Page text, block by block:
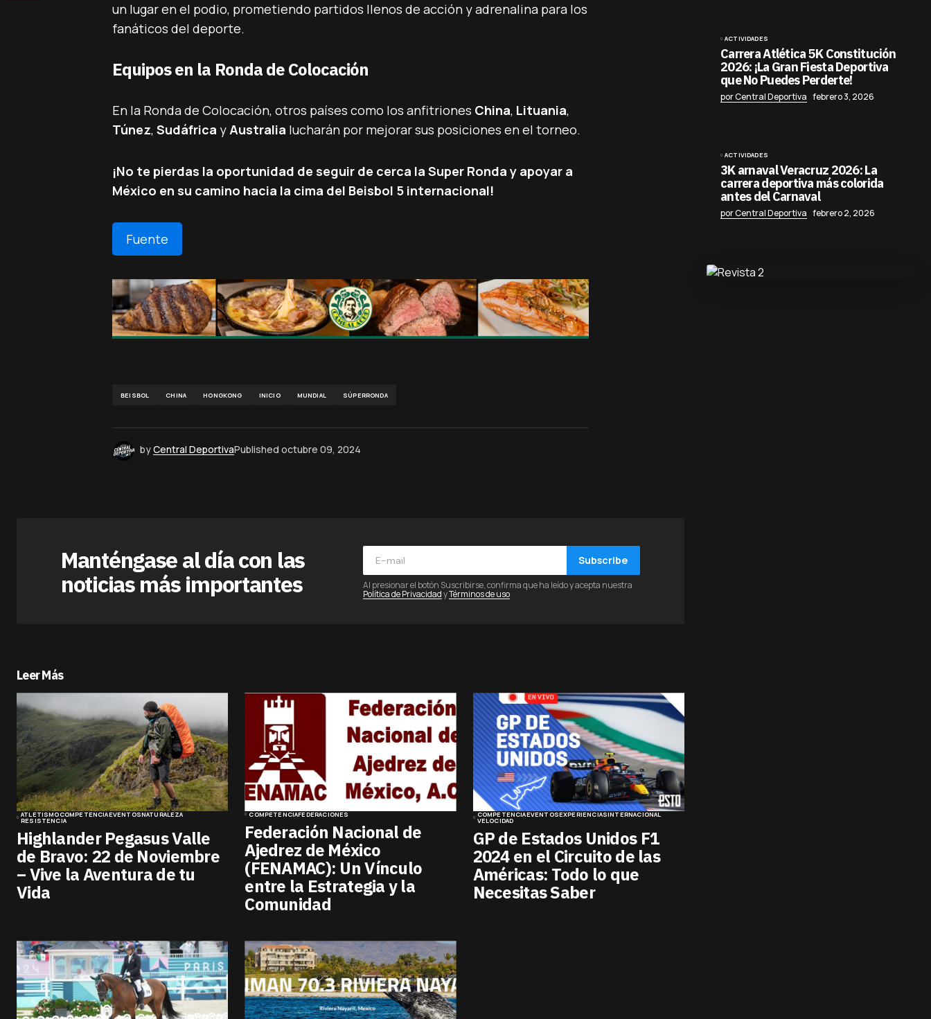
un lugar en el podio, prometiendo partidos llenos de acción y adrenalina para los
fanáticos del deporte.
Equipos en la Ronda de Colocación
En la Ronda de Colocación, otros países como los anfitriones China, Lituania,
Túnez, Sudáfrica yAustralia lucharán por mejorar sus posiciones en el torneo.
¡No te pierdas la oportunidad de seguir de cerca la Super Ronda y apoyar a
México en su camino hacia la cima del Beisbol 5 internacional!
Fuente
BEISBOL CHINA HONGKONG INICIO MUNDIAL SÚPERRONDA
byCentral DeportivaPublished octubre 09, 2024
Manténgase al día con las
noticias más importantes
Subscribe
Al presionar el botón Suscribirse, confirma que ha leído y acepta nuestra
Política de PrivacidadyTérminos de uso
Leer Más
ATLETISMOCOMPETENCIAEVENTOSNATURALEZA
RESISTENCIA
Highlander Pegasus Valle
de Bravo: 22 de Noviembre
– Vive la Aventura de tu
Vida
COMPETENCIAFEDERACIONES
Federación Nacional de
Ajedrez de México
(FENAMAC): Un Vínculo
entre la Estrategia y la
Comunidad
COMPETENCIAEVENTOSEXPERIENCIASINTERNACIONAL
VELOCIDAD
GP de Estados Unidos F1
2024 en el Circuito de las
Américas: Todo lo que
Necesitas Saber
ACTIVIDADES
Carrera Atlética 5K Constitución
2026: ¡La Gran Fiesta Deportiva
que No Puedes Perderte!
por Central Deportiva febrero 3, 2026
ACTIVIDADES
3K arnaval Veracruz 2026: La
carrera deportiva más colorida
antes del Carnaval
por Central Deportiva febrero 2, 2026